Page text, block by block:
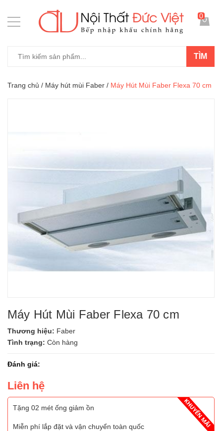
TÌM
0
Trang chủ / Máy hút mùi Faber / Máy Hút Mùi Faber Flexa 70 cm
Máy Hút Mùi Faber Flexa 70 cm
Thương hiệu: Faber
Tình trạng: Còn hàng
Đánh giá:
Liên hệ
Tặng 02 mét ống giảm ồn
Miễn phí lắp đặt và vận chuyển toàn quốc